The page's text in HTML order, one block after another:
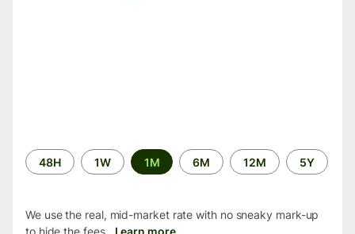
Time
period
48H 1W 1M 6M 12M 5Y
We use the real, mid-market rate with no sneaky mark-up